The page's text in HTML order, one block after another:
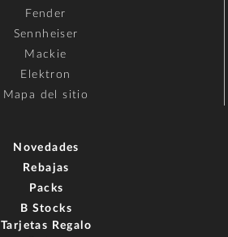
Fender
Sennheiser
Mackie
Elektron
Mapa del sitio
Novedades
Rebajas
Packs
B Stocks
Tarjetas Regalo